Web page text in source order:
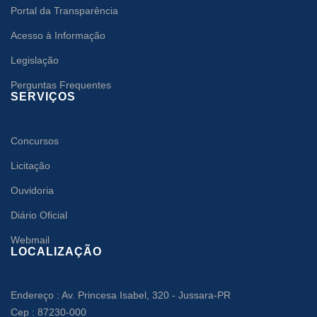
Portal da Transparência
Acesso à Informação
Legislação
Perguntas Frequentes
SERVIÇOS
Concursos
Licitação
Ouvidoria
Diário Oficial
Webmail
LOCALIZAÇÃO
Endereço : Av. Princesa Isabel, 320 - Jussara-PR
Cep : 87230-000